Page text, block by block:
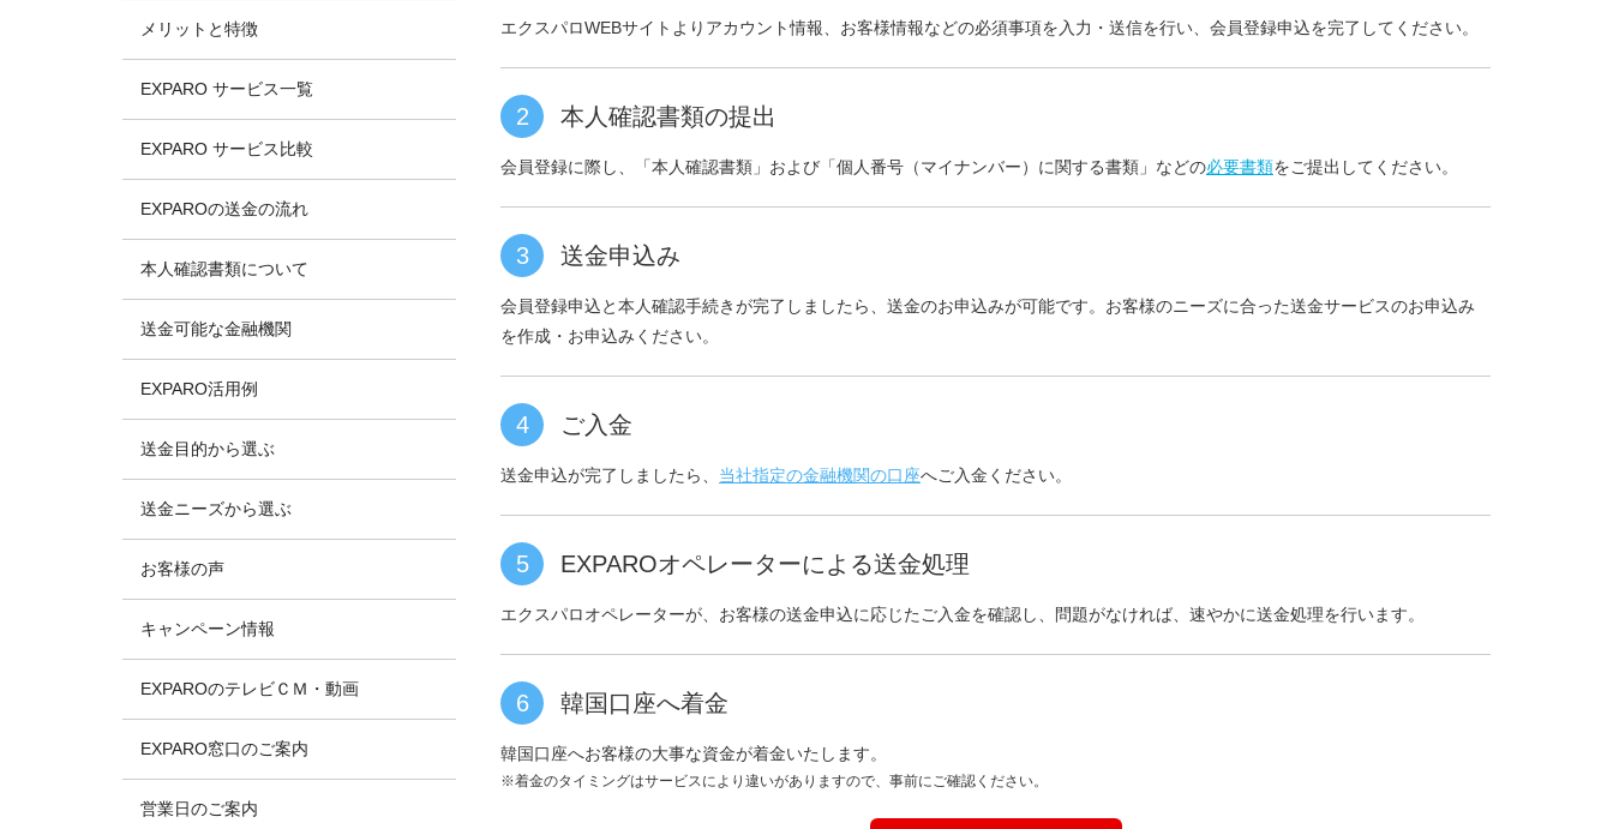
エクスパロWEBサイトよりアカウント情報、お客様情報などの必須事項を入力・送信を行い、会員登録申込を完了してください。
2 本人確認書類の提出
会員登録に際し、「本人確認書類」および「個人番号（マイナンバー）に関する書類」などの必要書類をご提出してください。
3 送金申込み
会員登録申込と本人確認手続きが完了しましたら、送金のお申込みが可能です。お客様のニーズに合った送金サービスのお申込み
を作成・お申込みください。
4 ご入金
送金申込が完了しましたら、 当社指定の金融機関の口座へご入金ください。
5 EXPAROオペレーターによる送金処理
エクスパロオペレーターが、お客様の送金申込に応じたご入金を確認し、問題がなければ、速やかに送金処理を行います。
6 韓国口座へ着金
韓国口座へお客様の大事な資金が着金いたします。
※着金のタイミングはサービスにより違いがありますので、事前にご確認ください。
メリットと特徴
EXPARO サービス一覧
EXPARO サービス比較
EXPAROの送金の流れ
本人確認書類について
送金可能な金融機関
EXPARO活用例
送金目的から選ぶ
送金ニーズから選ぶ
お客様の声
キャンペーン情報
EXPAROのテレビＣＭ・動画
EXPARO窓口のご案内
営業日のご案内